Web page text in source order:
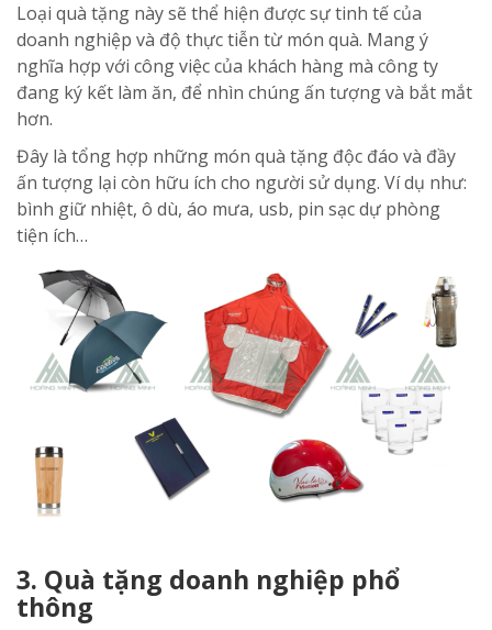
Loại quà tặng này sẽ thể hiện được sự tinh tế của
doanh nghiệp và độ thực tiễn từ món quà. Mang ý
nghĩa hợp với công việc của khách hàng mà công ty
đang ký kết làm ăn, để nhìn chúng ấn tượng và bắt mắt
hơn.
Đây là tổng hợp những món quà tặng độc đáo và đầy
ấn tượng lại còn hữu ích cho người sử dụng. Ví dụ như:
bình giữ nhiệt, ô dù, áo mưa, usb, pin sạc dự phòng
tiện ích…
3. Quà tặng doanh nghiệp phổ
thông